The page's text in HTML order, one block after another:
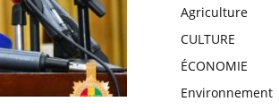
Agriculture
CULTURE
ÉCONOMIE
Environnement